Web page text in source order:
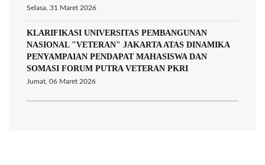
Selasa, 31 Maret 2026
KLARIFIKASI UNIVERSITAS PEMBANGUNAN
NASIONAL "VETERAN" JAKARTA ATAS DINAMIKA
PENYAMPAIAN PENDAPAT MAHASISWA DAN
SOMASI FORUM PUTRA VETERAN PKRI
Jumat, 06 Maret 2026